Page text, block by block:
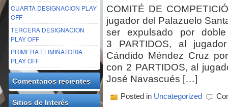
CUARTA DESIGNACION PLAY
OFF
TERCERA DESIGNACION
PLAY OFF
PRIMERA ELIMINATORIA
PLAY OFF
Comentarios recientes
Sitios de Interés
COMITÉ DE
jugador del Palazuelo
ser expulsado por
3 PARTIDOS, al
Cándido Méndez Cruz
con 2 PARTIDOS, al
José Navascués […]
Posted in Uncategorized